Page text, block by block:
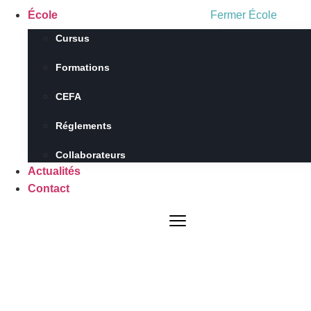
École Fermer École
Cursus
Formations
CEFA
Réglements
Collaborateurs
Actualités
Contact